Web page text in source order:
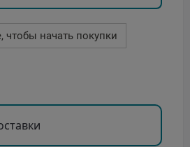
чтобы начать покупки